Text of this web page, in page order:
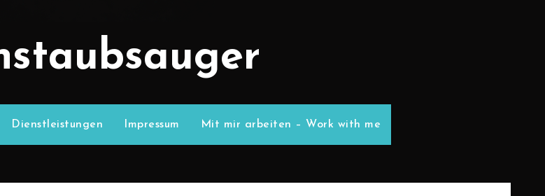
Dienstleistungen Impressum Mit mir arbeiten – Work with me